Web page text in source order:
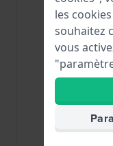
Rado
les
souhaitez
vous